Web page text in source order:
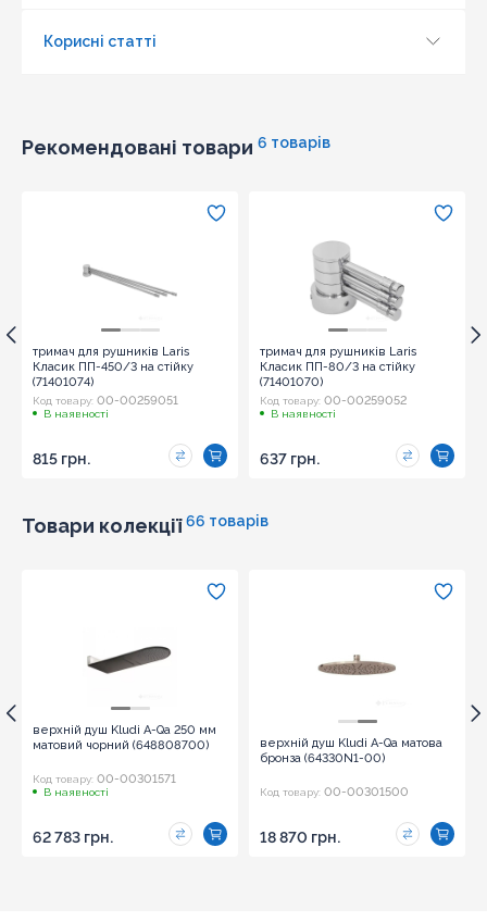
Корисні статті
Рекомендовані товари 6 товарів
тримач для рушників Laris
Класик ПП-450/3 на стійку
(71401074)
Код товару: 00-00259051
В наявності
815 грн.
тримач для рушників Laris
Класик ПП-80/3 на стійку
(71401070)
Код товару: 00-00259052
В наявності
637 грн.
Товари колекції 66 товарів
верхній душ Kludi A-Qa 250 мм
матовий чорний (648808700)
Код товару: 00-00301571
В наявності
62 783 грн.
верхній душ Kludi A-Qa матова
бронза (64330N1-00)
Код товару: 00-00301500
18 870 грн.